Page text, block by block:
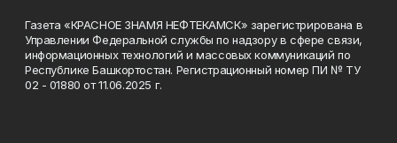
Газета «КРАСНОЕ ЗНАМЯ НЕФТЕКАМСК» зарегистрирована в
Управлении Федеральной службы по надзору в сфере связи,
информационных технологий и массовых коммуникаций по
Республике Башкортостан. Регистрационный номер ПИ № ТУ
02 - 01880 от 11.06.2025 г.